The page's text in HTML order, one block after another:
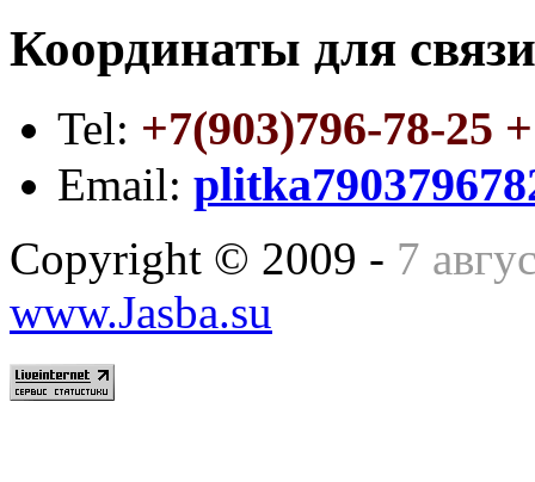
Координаты для
Tel: +7(903)796-78-25
Email:
Copyright © 2009 - 7
www.Jasba.su